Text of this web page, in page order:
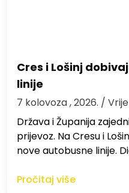
Cres i Lošinj
linije
7 kolovoza , 2026. /
Država i Županija
prijevoz. Na Cresu i
nove autobusne linije.
Pročitaj više